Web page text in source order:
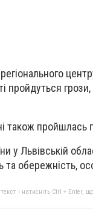
пройдуться
також пройшлась
у Львівській
та обережність,
і натисніть Ctrl + Enter,